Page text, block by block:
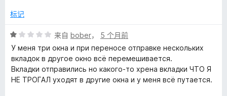
a
g
e
标记
评
分
1
/
5
来自 bober， 5 个月前
У меня три окна и при переносе отправке нескольких
вкладок в другое окно всё перемешивается.
Вкладки отправились но какого-то хрена вкладки ЧТО Я
НЕ ТРОГАЛ уходят в другие окна и у меня всё путается.